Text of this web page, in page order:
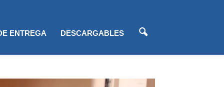
ENTREGA DESCARGABLES